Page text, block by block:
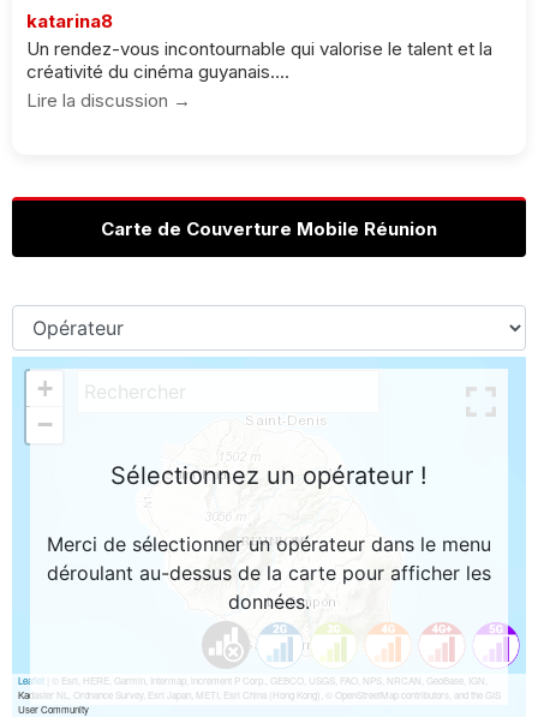
katarina8
Un rendez-vous incontournable qui valorise le talent et la
créativité du cinéma guyanais....
Lire la discussion →
Carte de Couverture Mobile Réunion